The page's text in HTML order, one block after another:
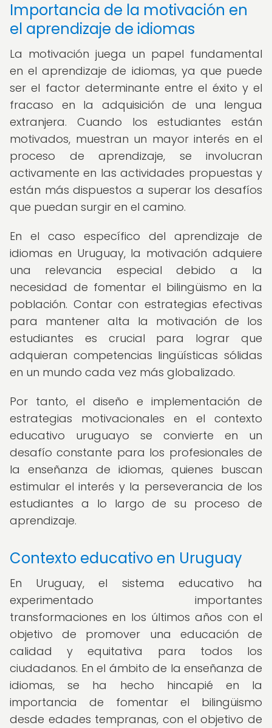
Importancia de la motivación en
el aprendizaje de idiomas
La motivación juega un papel fundamental
en el aprendizaje de idiomas, ya que puede
ser el factor determinante entre el éxito y el
fracaso en la adquisición de una lengua
extranjera. Cuando los estudiantes están
motivados, muestran un mayor interés en el
proceso de aprendizaje, se involucran
activamente en las actividades propuestas y
están más dispuestos a superar los desafíos
que puedan surgir en el camino.
En el caso específico del aprendizaje de
idiomas en Uruguay, la motivación adquiere
una relevancia especial debido a la
necesidad de fomentar el bilingüismo en la
población. Contar con estrategias efectivas
para mantener alta la motivación de los
estudiantes es crucial para lograr que
adquieran competencias lingüísticas sólidas
en un mundo cada vez más globalizado.
Por tanto, el diseño e implementación de
estrategias motivacionales en el contexto
educativo uruguayo se convierte en un
desafío constante para los profesionales de
la enseñanza de idiomas, quienes buscan
estimular el interés y la perseverancia de los
estudiantes a lo largo de su proceso de
aprendizaje.
Contexto educativo en Uruguay
En Uruguay, el sistema educativo ha
experimentado importantes
transformaciones en los últimos años con el
objetivo de promover una educación de
calidad y equitativa para todos los
ciudadanos. En el ámbito de la enseñanza de
idiomas, se ha hecho hincapié en la
importancia de fomentar el bilingüismo
desde edades tempranas, con el objetivo de